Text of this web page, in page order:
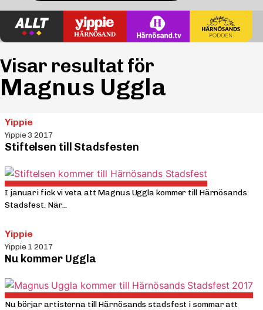
Visar resultat för
Magnus Uggla
Yippie
Yippie 3 2017
Stiftelsen till Stadsfesten
I januari fick vi veta att Magnus Uggla kommer till Härnösands
Stadsfest. När...
Yippie
Yippie 1 2017
Nu kommer Uggla
Nu börjar artisterna till Härnösands stadsfest i sommar att